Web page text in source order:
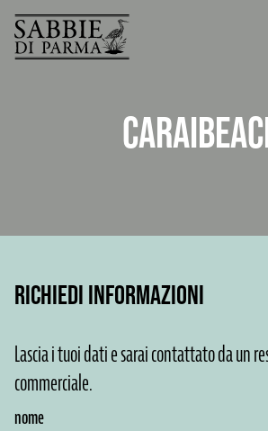
RICHIEDI INFORMAZIONI
Lascia i tuoi dati e sarai contattato da un
commerciale.
nome